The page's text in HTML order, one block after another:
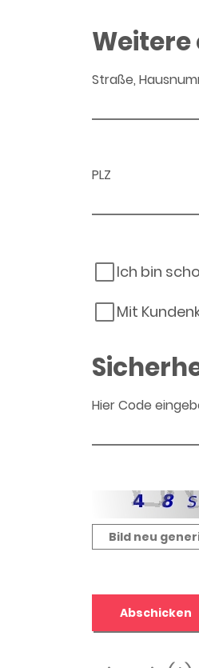
Straße,
PLZ
Ich bin
Mit
Hier Code